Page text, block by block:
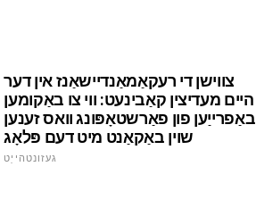
צווישן די רעקאַמאַנדיישאַנז אין דער
היים מעדיצין קאַבינעט: ווי צו באַקומען
באַפרייַען פון פאַרשטאָפּונג וואס זענען
שוין באַקאַנט מיט דעם פּלאָג
געזונטהייַט